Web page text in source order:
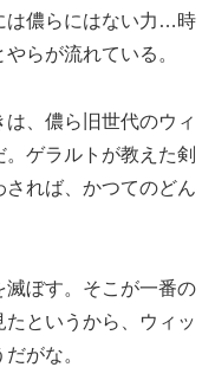
は儂らにはない力…時
やらが流れている。
、儂ら旧世代のウィ
ゲラルトが教えた剣
れば、かつてのどん
滅ぼす。そこが一番の
というから、ウィッ
がな。